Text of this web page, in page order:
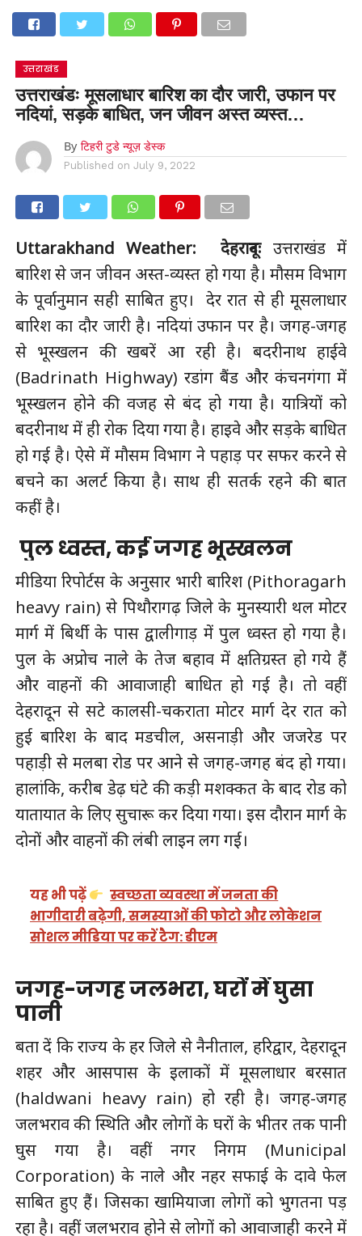
उत्तराखंड
उत्तराखंडः मूसलाधार बारिश का दौर जारी, उफान पर
नदियां, सड़के बाधित, जन जीवन अस्त व्यस्त…
By टिहरी टुडे न्यूज़ डेस्क
Published on July 9, 2022
Uttarakhand Weather: देहरादूनःउत्तराखंड में
बारिश से जन जीवन अस्त-व्यस्त हो गया है। मौसम विभाग
के पूर्वानुमान सही साबित हुए। देर रात से ही मूसलाधार
बारिश का दौर जारी है। नदियां उफान पर है। जगह-जगह
से भूस्खलन की खबरें आ रही है। बदरीनाथ हाईवे
(Badrinath Highway) रडांग बैंड और कंचनगंगा में
भूस्‍खलन होने की वजह से बंद हो गया है। यात्रियों को
बदरीनाथ में ही रोक दिया गया है। हाइवे और सड़के बाधित
हो गई है। ऐसे में मौसम विभाग ने पहाड़ पर सफर करने से
बचने का अलर्ट किया है। साथ ही सतर्क रहने की बात
कहीं है।
पुल ध्वस्त, कई जगह भूस्खलन
मीडिया रिपोर्टस के अनुसार भारी बारिश (Pithoragarh
heavy rain) से पिथौरागढ़ जिले के मुनस्यारी थल मोटर
मार्ग में बिर्थी के पास द्वालीगाड़ में पुल ध्वस्त हो गया है।
पुल के अप्रोच नाले के तेज बहाव में क्षतिग्रस्त हो गये हैं
और वाहनों की आवाजाही बाधित हो गई है। तो वहीं
देहरादून से सटे कालसी-चकराता मोटर मार्ग देर रात को
हुई बारिश के बाद मडचील, असनाड़ी और जजरेड पर
पहाड़ी से मलबा रोड पर आने से जगह-जगह बंद हो गया।
हालांकि, करीब डेढ़ घंटे की कड़ी मशक्कत के बाद रोड को
यातायात के लिए सुचारू कर दिया गया। इस दौरान मार्ग के
दोनों और वाहनों की लंबी लाइन लग गई।
यह भी पढ़ें
स्वच्छता व्यवस्था में जनता की
भागीदारी बढ़ेगी, समस्याओं की फोटो और लोकेशन
सोशल मीडिया पर करें टैग: डीएम
जगह-जगह जलभरा, घरों में घुसा
पानी
बता दें कि राज्य के हर जिले से नैनीताल, हरिद्वार, देहरादून
शहर और आसपास के इलाकों में मूसलाधार बरसात
(haldwani heavy rain) हो रही है। जगह-जगह
जलभराव की स्थिति और लोगों के घरों के भीतर तक पानी
घुस गया है। वहीं नगर निगम (Municipal
Corporation) के नाले और नहर सफाई के दावे फेल
साबित हुए हैं। जिसका खामियाजा लोगों को भुगतना पड़
रहा है। वहीं जलभराव होने से लोगों को आवाजाही करने में